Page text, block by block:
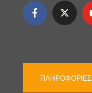
ΠΛΗΡΟΦΟΡΊΕΣ